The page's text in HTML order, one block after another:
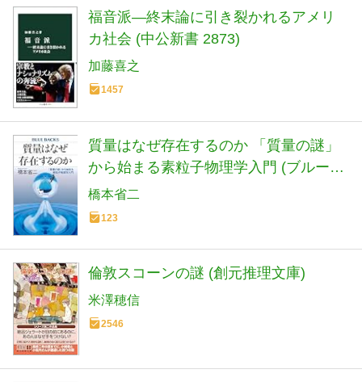
福音派―終末論に引き裂かれるアメリ
カ社会 (中公新書 2873)
加藤喜之
1457
質量はなぜ存在するのか 「質量の謎」
から始まる素粒子物理学入門 (ブルーバ
ックス B 2305)
橋本省二
123
倫敦スコーンの謎 (創元推理文庫)
米澤穂信
2546